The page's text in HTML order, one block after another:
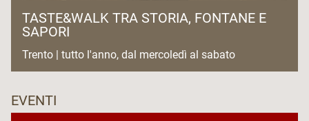
TASTE&WALK TRA STORIA, FONTANE E
SAPORI
Trento | tutto l'anno, dal mercoledì al sabato
EVENTI